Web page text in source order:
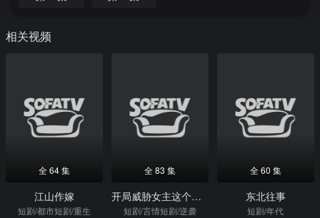
相关视频
全 64 集
江山作嫁
短剧/都市短剧/重生
全 83 集
开局威胁女主这个反派我当定了
短剧/言情短剧/逆袭
全 60 集
东北往事
短剧/年代